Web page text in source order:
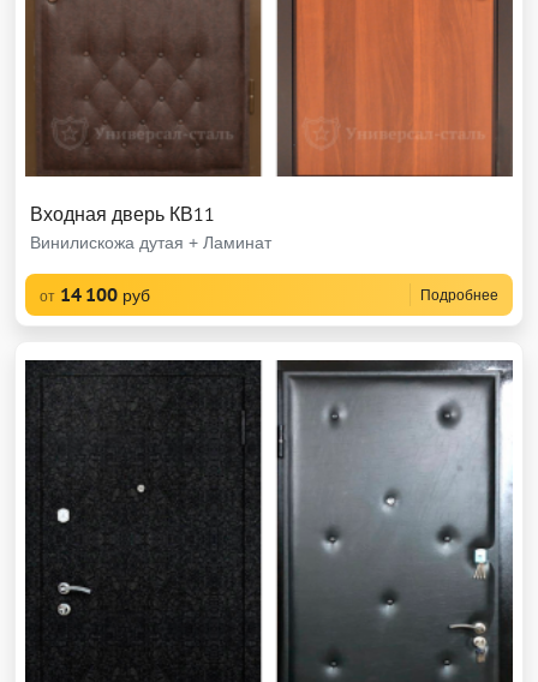
Входная дверь КВ11
Винилискожа дутая + Ламинат
от 14 100 руб Подробнее